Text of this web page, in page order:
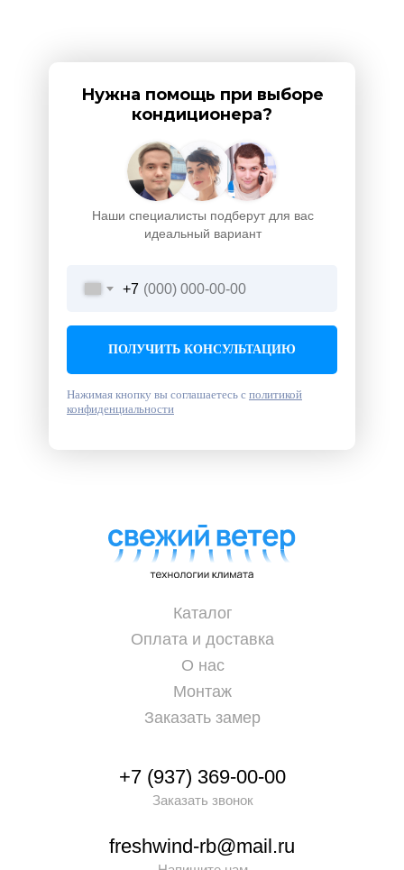
Наши специалисты подберут для вас
идеальный вариант
Нужна помощь при выборе
кондиционера?
+7
ПОЛУЧИТЬ КОНСУЛЬТАЦИЮ
Нажимая кнопку вы соглашаетесь с политикой
конфиденциальности
+7 (937) 369-00-00
Заказать звонок
freshwind-rb@mail.ru
Каталог
Оплата и доставка
О нас
Монтаж
Заказать замер